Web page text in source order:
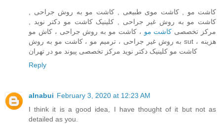
کاشت مو , کاشت موی طبیعی , کاشت مو به روش جراحی ,
کاشت مو به روش غیر جراحی , کلینیک کاشت مو دکتر نوید ,
مرکز تخصصی کاشت مو ، کاشت مو به روش جراحی ، کاش مو
به روش غیر جراحی ، ترمیم مو ، کاشت مو به روش sut ، هزینه
کاشت مو کلینیک دکتر نوید مرکز تخصصی پیوند مو در تهران
Reply
alnabui February 3, 2020 at 12:23 AM
I think it is a good idea, I have thought of it but not as
detailed as you.